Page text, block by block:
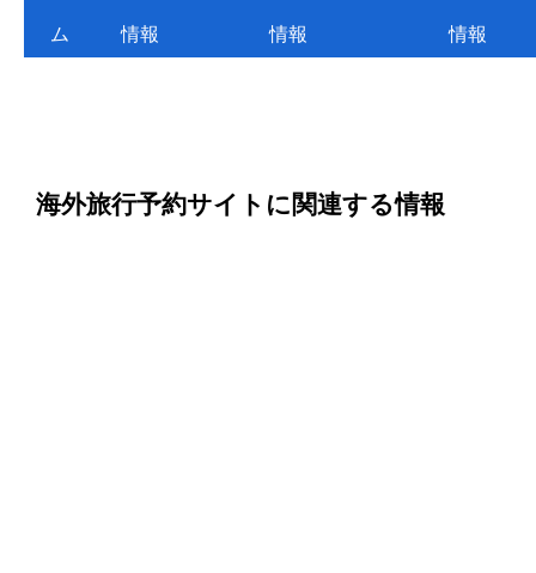
ム 情報 情報 情報
海外旅行予約サイトに関連する情報